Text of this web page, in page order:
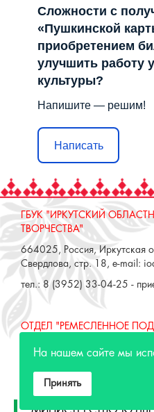
Сложности с
«Пушкинской
приобретением
улучшить работу
культуры?
Напишите — решим!
Написать
ГБУК "ИРКУТСКИЙ
ТВОРЧЕСТВА"
664025, Россия, Иркутская
Свердлова, стр. 18, e-mail:
тел.: 8 (3952) 33-04-25 -
ОТДЕЛ "РЕМЕСЛЕННОЕ
664025, Россия, Иркутская
тел.: 8 (3952) 48-71-30
На нашем сайте мы
Принять